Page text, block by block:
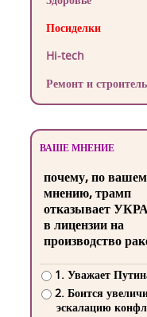
Посиделки
Hi-tech
Ремонт и
ВАШЕ МНЕНИЕ
почему, по
мнению, трамп
отказывает
в лицензии на
производство
1. Уважает
2. Боится
эскалацию